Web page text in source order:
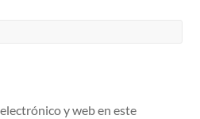
y web en este